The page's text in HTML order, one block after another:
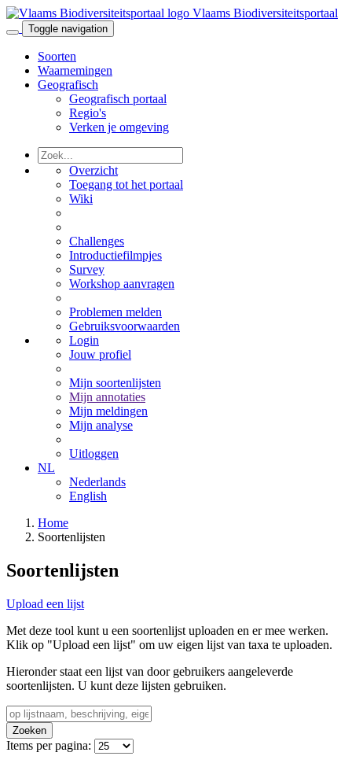
Vlaams Biodiversiteitsportaal
Toggle navigation
Soorten
Waarnemingen
Geografisch
Geografisch portaal
Regio's
Verken je omgeving
Overzicht
Toegang tot het portaal
Wiki
Challenges
Introductiefilmpjes
Survey
Workshop aanvragen
Problemen melden
Gebruiksvoorwaarden
Login
Jouw profiel
Mijn soortenlijsten
Mijn annotaties
Mijn meldingen
Mijn analyse
Uitloggen
NL
Nederlands
English
Home
Soortenlijsten
Soortenlijsten
Upload een lijst
Met deze tool kunt u een soortenlijst uploaden en er mee werken.
Klik op "Upload een lijst" om uw eigen lijst van taxa te uploaden.
Hieronder staat een lijst van door gebruikers aangeleverde
soortenlijsten. U kunt deze lijsten gebruiken.
Zoeken
Items per pagina: